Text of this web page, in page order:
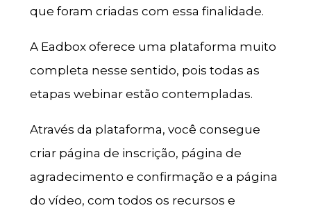
que foram criadas com essa finalidade.
A Eadbox oferece uma plataforma muito
completa nesse sentido, pois todas as
etapas webinar estão contempladas.
Através da plataforma, você consegue
criar página de inscrição, página de
agradecimento e confirmação e a página
do vídeo, com todos os recursos e